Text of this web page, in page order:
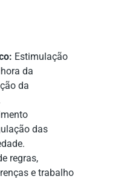
Estimulação
da
da
das
regras,
e trabalho